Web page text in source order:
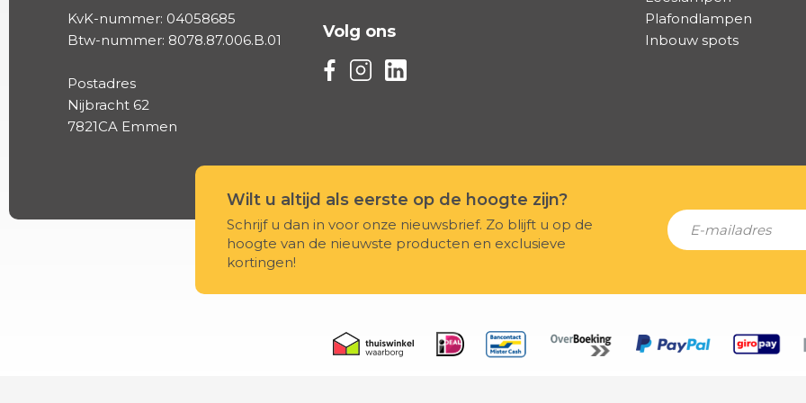
KvK-nummer: 04058685
Btw-nummer: 8078.87.006.B.01
Postadres
Nijbracht 62
7821CA Emmen
Volg ons
Volg ons via Facebook
Volg ons via Instagram
Volg ons via Linkedin
Plafondlampen
Inbouw spots
Wilt u altijd als eerste op de hoogte zijn?
Schrijf u dan in voor onze nieuwsbrief. Zo blijft u op de
hoogte van de nieuwste producten en exclusieve
kortingen!